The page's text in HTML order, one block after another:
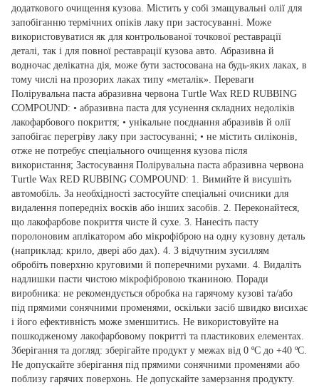
додаткового очищення кузова. Містить у собі змащувальні олії для
запобіганню термічних опіків лаку при застосуванні. Може
використовуватися як для контрольованої точкової реставрації
деталі, так і для повної реставрації кузова авто. Абразивна й
водночас делікатна дія, може бути застосована на будь-яких лаках, в
тому числі на прозорих лаках типу «металік». Переваги
Полірувальна паста абразивна червона Turtle Wax RED RUBBING
COMPOUND: • абразивна паста для усунення складних недоліків
лакофарбового покриття; • унікальне поєднання абразивів й олії
запобігає перегріву лаку при застосуванні; • не містить силіконів,
отже не потребує спеціального очищення кузова після
використання; Застосування Полірувальна паста абразивна червона
Turtle Wax RED RUBBING COMPOUND: 1. Вимийте й висушіть
автомобіль. За необхідності застосуйте спеціальні очисники для
видалення попередніх восків або інших засобів. 2. Переконайтеся,
що лакофарбове покриття чисте й сухе. 3. Нанесіть пасту
поролоновим аплікатором або мікрофіброю на одну кузовну деталь
(наприклад: крило, двері або дах). 4. З відчутним зусиллям
обробіть поверхню круговими й поперечними рухами. 4. Видаліть
надлишки пасти чистою мікрофібровою тканиною. Поради
виробника: не рекомендується обробка на гарячому кузові та/або
під прямими сонячними променями, оскільки засіб швидко висихає
і його ефективність може зменшитись. Не використовуйте на
пошкодженому лакофарбовому покритті та пластикових елементах.
Зберігання та догляд: зберігайте продукт у межах від 0 ºC до +40 ºC.
Не допускайте зберігання під прямими сонячними променями або
поблизу гарячих поверхонь. Не допускайте замерзання продукту.